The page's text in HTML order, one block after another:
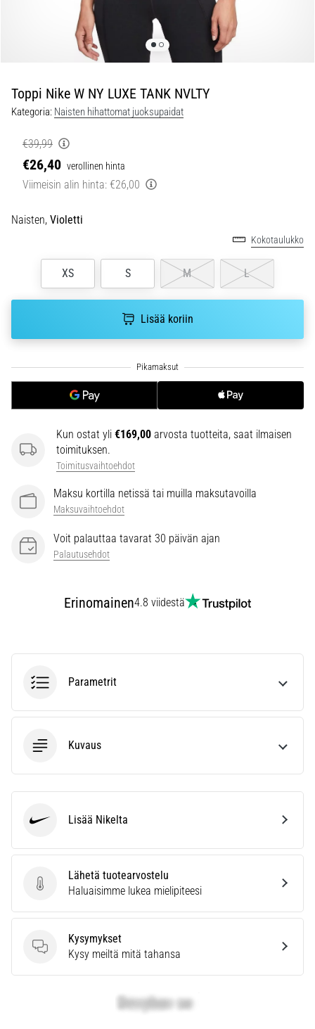
oli
kyseessä
harrastaja
ammattilainen.
5. 8. 2026
6 min. luetaan
Plantaarifaskiitti:
Oireet,
hoito
Kärsitkö
pistävästä
kantapääkivusta
juoksun
tai
sen
Yksi
yleisimmistä
on
plantaarifaskiitti.
artikkelit
Toppi Nike W NY LUXE TANK NVLTY
Kategoria: Naisten hihattomat juoksupaidat
€39,99
€26,40 verollinen hinta
Viimeisin alin hinta: €26,00
Naisten, Violetti
Kokotaulukko
XS S M L
Lisää koriin
Kun ostat yli €169,00 arvosta tuotteita, saat ilmaisen
toimituksen.
Toimitusvaihtoehdot
Maksu kortilla netissä tai muilla maksutavoilla
Maksuvaihtoehdot
Voit palauttaa tavarat 30 päivän ajan
Palautusehdot
Erinomainen4.8 viidestä
Parametrit
Kuvaus
Lähetä tuotearvostelu
Lähetä tuotearvostelu
Haluaisimme lukea mielipiteesi
Kysymykset
Kysymykset
Kysy meiltä mitä tahansa
Lisää Nikelta